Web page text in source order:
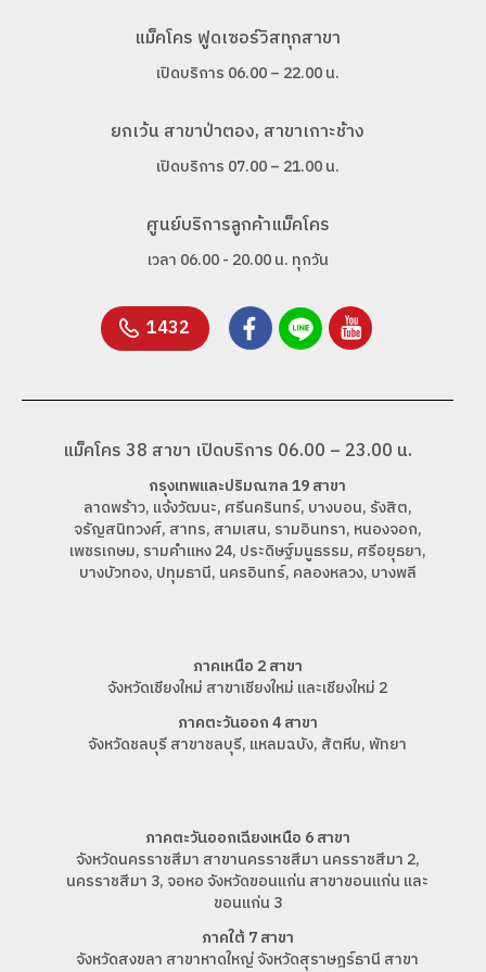
แม็คโคร ฟูดเซอร์วิสทุกสาขา
เปิดบริการ 06.00 – 22.00 น.
ยกเว้น สาขาป่าตอง, สาขาเกาะช้าง
เปิดบริการ 07.00 – 21.00 น.
ศูนย์บริการลูกค้าแม็คโคร
เวลา 06.00 - 20.00 น. ทุกวัน
1432
แม็คโคร 38 สาขา เปิดบริการ 06.00 – 23.00 น.
กรุงเทพและปริมณฑล 19 สาขา
ลาดพร้าว, แจ้งวัฒนะ, ศรีนครินทร์, บางบอน, รังสิต,
จรัญสนิทวงศ์, สาทร, สามเสน, รามอินทรา, หนองจอก,
เพชรเกษม, รามคำแหง 24, ประดิษฐ์มนูธรรม, ศรีอยุธยา,
บางบัวทอง, ปทุมธานี, นครอินทร์, คลองหลวง, บางพลี
ภาคเหนือ 2 สาขา
จังหวัดเชียงใหม่ สาขาเชียงใหม่ และเชียงใหม่ 2
ภาคตะวันออก 4 สาขา
จังหวัดชลบุรี สาขาชลบุรี, แหลมฉบัง, สัตหีบ, พัทยา
ภาคตะวันออกเฉียงเหนือ 6 สาขา
จังหวัดนครราชสีมา สาขานครราชสีมา นครราชสีมา 2,
นครราชสีมา 3, จอหอ จังหวัดขอนแก่น สาขาขอนแก่น และ
ขอนแก่น 3
ภาคใต้ 7 สาขา
จังหวัดสงขลา สาขาหาดใหญ่ จังหวัดสุราษฎร์ธานี สาขา